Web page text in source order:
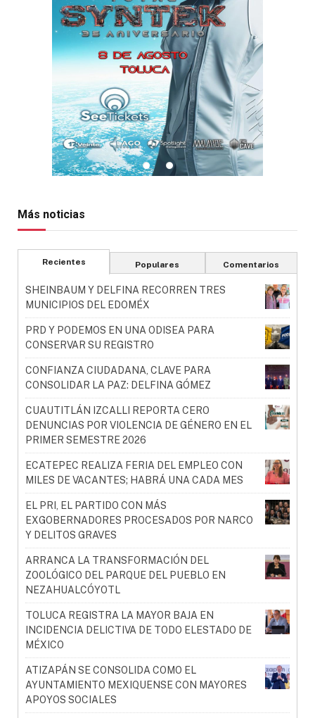
Más noticias
Recientes Populares Comentarios
SHEINBAUM Y DELFINA RECORREN TRES
MUNICIPIOS DEL EDOMÉX
PRD Y PODEMOS EN UNA ODISEA PARA
CONSERVAR SU REGISTRO
CONFIANZA CIUDADANA, CLAVE PARA
CONSOLIDAR LA PAZ: DELFINA GÓMEZ
CUAUTITLÁN IZCALLI REPORTA CERO
DENUNCIAS POR VIOLENCIA DE GÉNERO EN EL
PRIMER SEMESTRE 2026
ECATEPEC REALIZA FERIA DEL EMPLEO CON
MILES DE VACANTES; HABRÁ UNA CADA MES
EL PRI, EL PARTIDO CON MÁS
EXGOBERNADORES PROCESADOS POR NARCO
Y DELITOS GRAVES
ARRANCA LA TRANSFORMACIÓN DEL
ZOOLÓGICO DEL PARQUE DEL PUEBLO EN
NEZAHUALCÓYOTL
TOLUCA REGISTRA LA MAYOR BAJA EN
INCIDENCIA DELICTIVA DE TODO ELESTADO DE
MÉXICO
ATIZAPÁN SE CONSOLIDA COMO EL
AYUNTAMIENTO MEXIQUENSE CON MAYORES
APOYOS SOCIALES